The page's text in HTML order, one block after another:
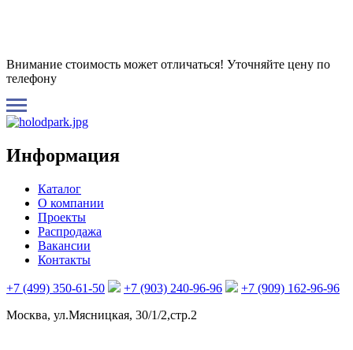
Внимание стоимость может отличаться! Уточняйте цену по
телефону
Информация
Каталог
О компании
Проекты
Распродажа
Вакансии
Контакты
+7 (499) 350-61-50 +7 (903) 240-96-96
+7 (909) 162-96-96
Москва, ул.Мясницкая, 30/1/2,стр.2